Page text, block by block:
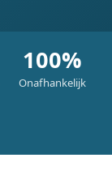
100%
Onafhankelijk